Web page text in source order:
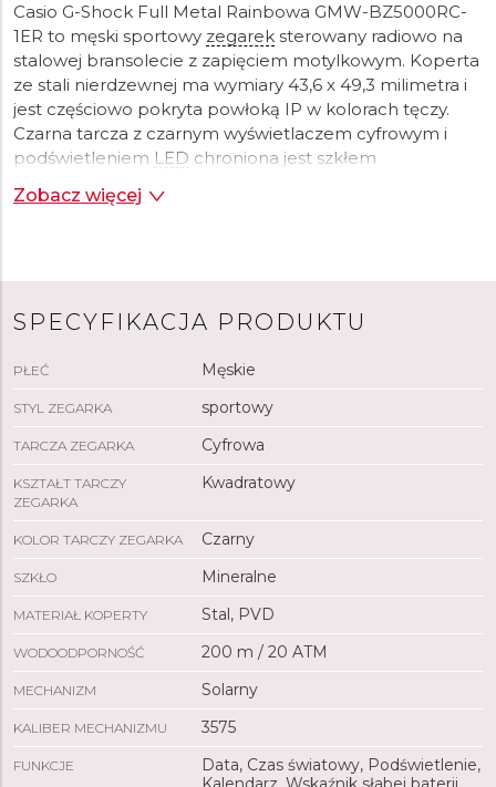
Casio G-Shock Full Metal Rainbowa GMW-BZ5000RC-
1ER to męski sportowy zegarek sterowany radiowo na
stalowej bransolecie z zapięciem motylkowym. Koperta
ze stali nierdzewnej ma wymiary 43,6 x 49,3 milimetra i
jest częściowo pokryta powłoką IP w kolorach tęczy.
Czarna tarcza z czarnym wyświetlaczem cyfrowym i
podświetleniem LED chroniona jest szkłem
zasilany energią słoneczną i zapewniający dokładność
miesiąca,budzik,stoper, timer, czas światowy,wskaźnik
czasu w formacie 24-godzinnym. Zegarek
oferuje dodatkowe funkcje, takie jak synchronizacja
czasu, wyszukiwanie telefonu itp.
wstrząsoodporny i wodoszczelny do 20 ATM, co czyni
go odpowiednim do nurkowania na głębokości.
Zobacz więcej
SPECYFIKACJA PRODUKTU
PŁEĆ Męskie
STYL ZEGARKA sportowy
TARCZA ZEGARKA Cyfrowa
KSZTAŁT TARCZY
ZEGARKA
Kwadratowy
KOLOR TARCZY ZEGARKA Czarny
SZKŁO Mineralne
MATERIAŁ KOPERTY Stal, PVD
WODOODPORNOŚĆ 200 m / 20 ATM
MECHANIZM Solarny
KALIBER MECHANIZMU 3575
FUNKCJE
Data, Czas światowy, Podświetlenie,